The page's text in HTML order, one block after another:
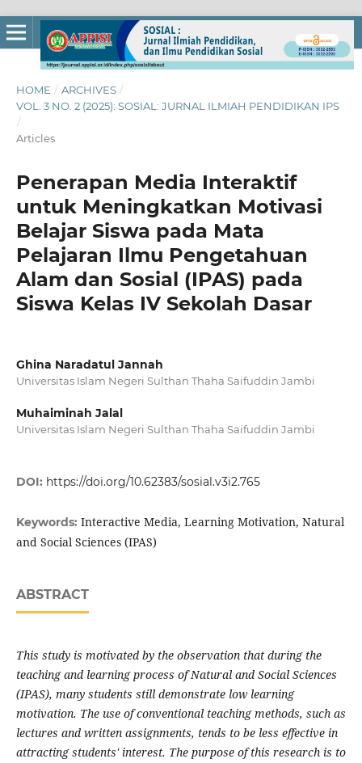
HOME / ARCHIVES /
VOL. 3 NO. 2 (2025): SOSIAL: JURNAL ILMIAH PENDIDIKAN IPS
/
Articles
Penerapan Media Interaktif
untuk Meningkatkan Motivasi
Belajar Siswa pada Mata
Pelajaran Ilmu Pengetahuan
Alam dan Sosial (IPAS) pada
Siswa Kelas IV Sekolah Dasar
Ghina Naradatul Jannah
Universitas Islam Negeri Sulthan Thaha Saifuddin Jambi
Muhaiminah Jalal
Universitas Islam Negeri Sulthan Thaha Saifuddin Jambi
DOI: https://doi.org/10.62383/sosial.v3i2.765
Keywords: Interactive Media, Learning Motivation, Natural
and Social Sciences (IPAS)
ABSTRACT
This study is motivated by the observation that during the
teaching and learning process of Natural and Social Sciences
(IPAS), many students still demonstrate low learning
motivation. The use of conventional teaching methods, such as
lectures and written assignments, tends to be less effective in
attracting students' interest. The purpose of this research is to